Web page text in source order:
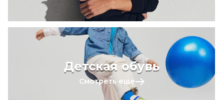
Детская обувь
Смотреть еще